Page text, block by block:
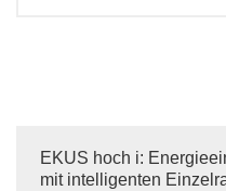
EKUS hoch i:
mit intelligenten